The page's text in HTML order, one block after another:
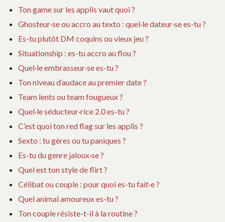
Ton game sur les applis vaut quoi ?
Ghosteur·se ou accro au texto : quel·le dateur·se es-tu ?
Es-tu plutôt DM coquins ou vieux jeu ?
Situationship : es-tu accro au flou ?
Quel·le embrasseur·se es-tu ?
Ton niveau d’audace au premier date ?
Team lents ou team fougueux ?
Quel·le séducteur·rice 2.0 es-tu ?
C’est quoi ton red flag sur les applis ?
Sexto : tu gères ou tu paniques ?
Es-tu du genre jaloux·se ?
Quel est ton style de flirt ?
Célibat ou couple : pour quoi es-tu fait·e ?
Quel animal amoureux es-tu ?
Ton couple résiste-t-il à la routine ?